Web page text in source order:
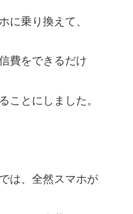
に乗り換えて、
費をできるだけ
ことにしました。
は、全然スマホが